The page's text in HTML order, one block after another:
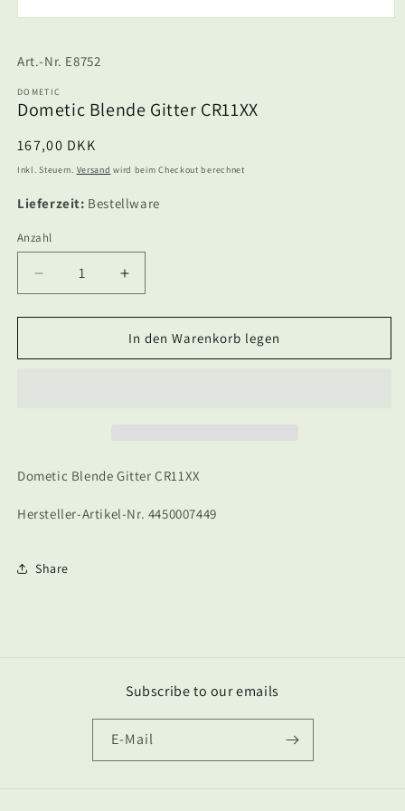
Modal
SKU:
E8752
DOMETIC
Dometic Blende Gitter CR11XX
Normaler
Preis
167,00 DKK
Inkl. Steuern. Versand wird beim Checkout berechnet
Lieferzeit: Bestellware
Anzahl
Anzahl
Verringere
die
Menge
Dometic
Erhöhe
die
Menge
für
Dometic
In den Warenkorb legen
Dometic Blende Gitter CR11XX
Hersteller-Artikel-Nr. 4450007449
Share
Subscribe to our emails
E-Mail